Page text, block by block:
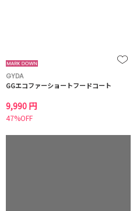
GYDA
GGエコファーショートフードコート
9,990 円
47%OFF